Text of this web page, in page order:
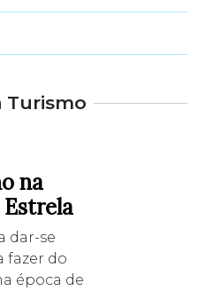
Turismo
na
Estrela
dar-se
fazer do
época de